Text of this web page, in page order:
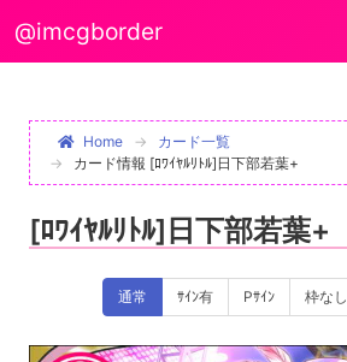
@imcgborder
Home
カード一覧
カード情報 [ﾛﾜｲﾔﾙﾘﾄﾙ]日下部若葉+
[ﾛﾜｲﾔﾙﾘﾄﾙ]日下部若葉+
通常 ｻｲﾝ有 Pｻｲﾝ 枠なし